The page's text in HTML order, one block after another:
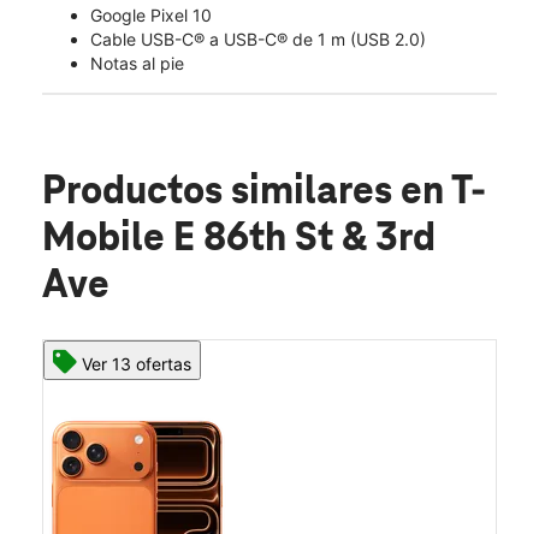
Google Pixel 10
Cable USB-C® a USB-C® de 1 m (USB 2.0)
Notas al pie
Productos similares en T-
Mobile E 86th St & 3rd
Ave
Ver 13 ofertas